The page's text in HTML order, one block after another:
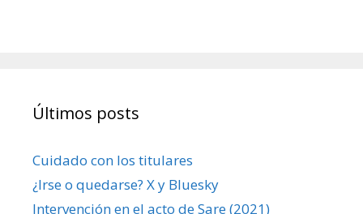
Últimos posts
Cuidado con los titulares
¿Irse o quedarse? X y Bluesky
Intervención en el acto de Sare (2021)